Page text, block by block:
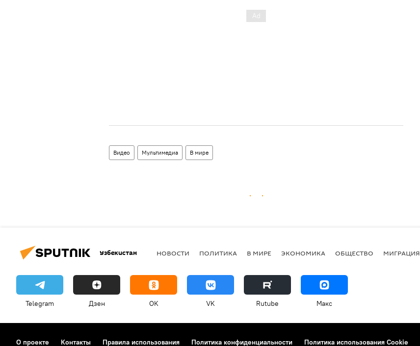
Видео Мультимедиа В мире
Узбекистан НОВОСТИ ПОЛИТИКА В МИРЕ ЭКОНОМИКА ОБЩЕСТВО МИГРАЦИЯ
Telegram Дзен OK VK Rutube Макс
О проекте Контакты Правила использования Политика конфиденциальности Политика использования Cookie